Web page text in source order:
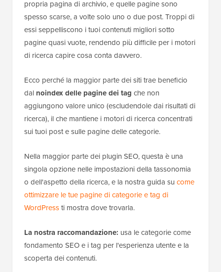
propria pagina di archivio, e quelle pagine sono
spesso scarse, a volte solo uno o due post. Troppi di
essi seppelliscono i tuoi contenuti migliori sotto
pagine quasi vuote, rendendo più difficile per i motori
di ricerca capire cosa conta davvero.
Ecco perché la maggior parte dei siti trae beneficio
dal noindex delle pagine dei tag che non
aggiungono valore unico (escludendole dai risultati di
ricerca), il che mantiene i motori di ricerca concentrati
sui tuoi post e sulle pagine delle categorie.
Nella maggior parte dei plugin SEO, questa è una
singola opzione nelle impostazioni della tassonomia
o dell'aspetto della ricerca, e la nostra guida su come
ottimizzare le tue pagine di categorie e tag di
WordPressti mostra dove trovarla.
La nostra raccomandazione: usa le categorie come
fondamento SEO e i tag per l'esperienza utente e la
scoperta dei contenuti.